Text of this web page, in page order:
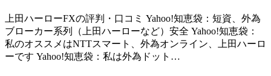
上田ハーローFXの評判・口コミ Yahoo!知恵袋：短資、外為
ブローカー系列（上田ハーローなど）安全 Yahoo!知恵袋：
私のオススメはNTTスマート、外為オンライン、上田ハーロ
ーです Yahoo!知恵袋：私は外為ドット…